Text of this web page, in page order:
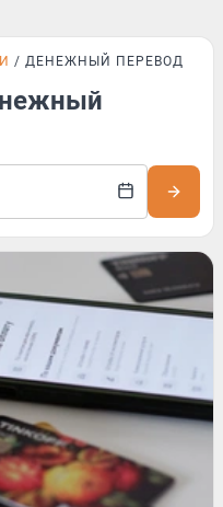
ДЕНЕЖНЫЙ ПЕРЕВОД